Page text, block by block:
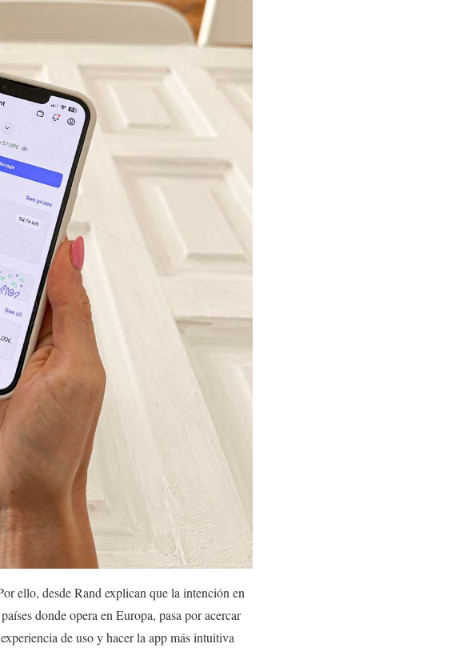
ello, desde Rand explican que la intención en
donde opera en Europa, pasa por acercar
de uso y hacer la app más intuitiva